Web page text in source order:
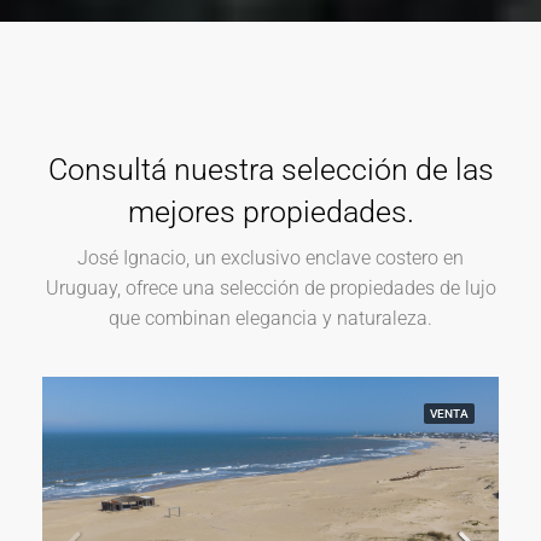
Consultá nuestra selección de las
mejores propiedades.
José Ignacio, un exclusivo enclave costero en
Uruguay, ofrece una selección de propiedades de lujo
que combinan elegancia y naturaleza.
VENTA